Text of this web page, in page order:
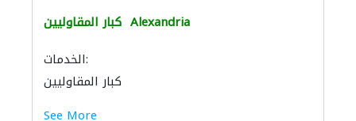
كبار المقاوليين Alexandria
الخدمات:
كبار المقاوليين
See More